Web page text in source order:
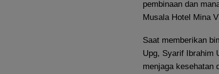
pembinaan dan
Musala Hotel Mina
Saat memberikan
Upg, Syarif Ibrahim
menjaga kesehatan